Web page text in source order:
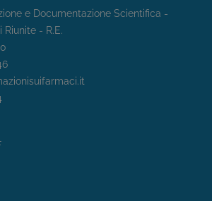
e Documentazione Scientifica -
Riunite - R.E.